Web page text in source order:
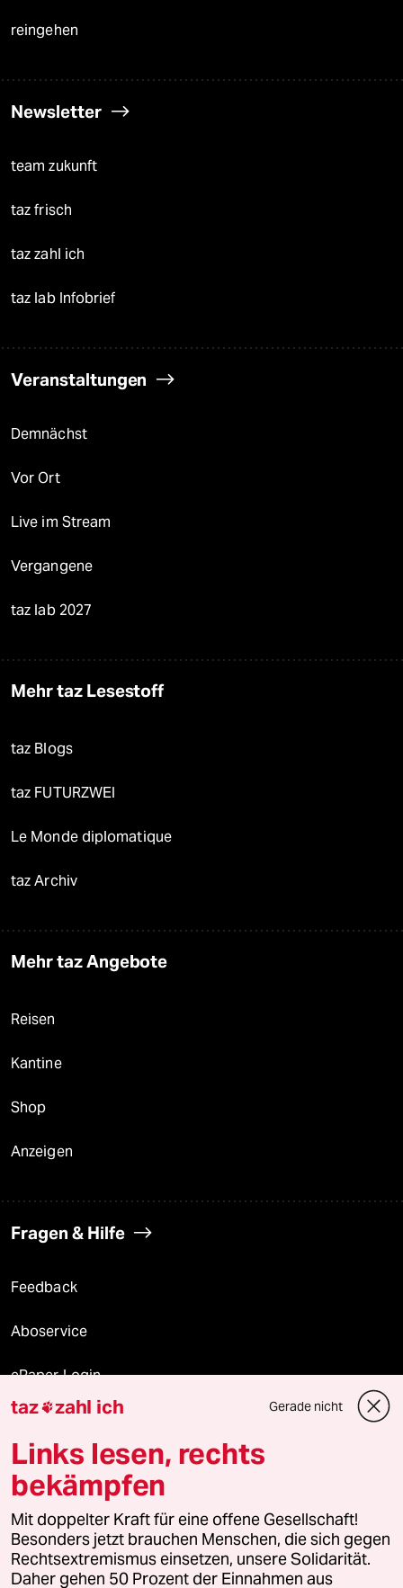
reingehen
Newsletter
team zukunft
taz frisch
taz zahl ich
taz lab Infobrief
Veranstaltungen
Demnächst
Vor Ort
Live im Stream
Vergangene
taz lab 2027
Mehr taz Lesestoff
taz Blogs
taz FUTURZWEI
Le Monde diplomatique
taz Archiv
Mehr taz Angebote
Reisen
Kantine
Shop
Anzeigen
Fragen & Hilfe
Feedback
Aboservice
ePaper Login
Downloads für Abonnierende
© 2026 taz Verlags und Vertriebs GmbH
Alle Rechte vorbehalten. Bei rechtlichen Fragen oder für Genehmigungen
wenden Sie sich bitte an
lizenzen@taz.de
taz zahl ich Gerade nicht
Links lesen, rechts
bekämpfen
Mit doppelter Kraft für eine offene Gesellschaft!
Besonders jetzt brauchen Menschen, die sich gegen
Rechtsextremismus einsetzen, unsere Solidarität.
Daher gehen 50 Prozent der Einnahmen aus